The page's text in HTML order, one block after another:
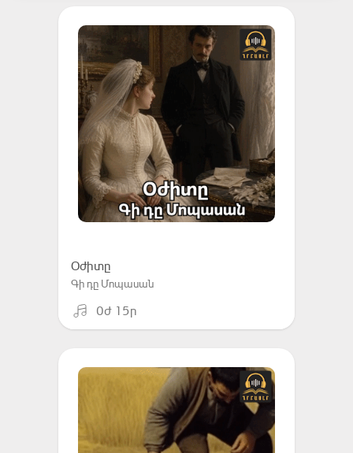
Օժիտը
Գի դը Մոպասան
0ժ 15ր